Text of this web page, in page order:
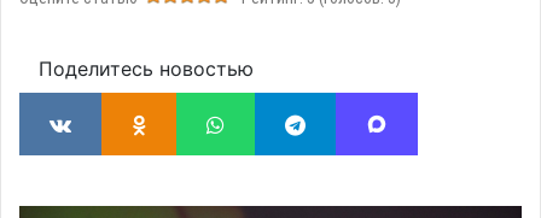
Поделитесь новостью